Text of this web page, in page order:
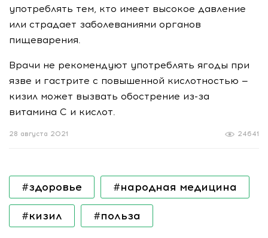
употреблять тем, кто имеет высокое давление
или страдает заболеваниями органов
пищеварения.
Врачи не рекомендуют употреблять ягоды при
язве и гастрите с повышенной кислотностью —
кизил может вызвать обострение из-за
витамина С и кислот.
24641
28 августа 2021
#здоровье #народная медицина
#кизил #польза